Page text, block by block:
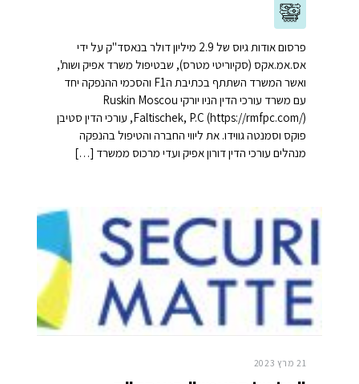
פרסום אודות גיוס של 2.9 מיליון דולר בנאסד"ק על ידי
אס.אמ.אקס (סקיוריטי מטרס), שבטיפול משרד אפיק ושות',
ואשר המשרד השתתף בכתיבת הF1 והסכמי ההנפקה יחד
עם משרד עורכי הדין הניו יורקי Ruskin Moscou
Faltischek, P.C (https://rmfpc.com/), עורכי הדין סטיבן
פוקס וסמנטה גווידו. את ליווי החברה והטיפול בהנפקה
מנהלים עורכי הדין דורון אפיק ועדי מרכוס ממשרד […]
21 מרץ 2023